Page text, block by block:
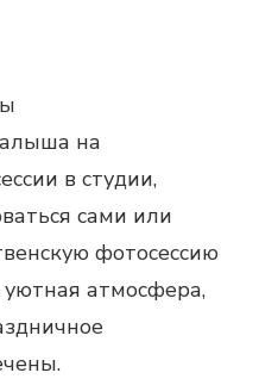
на
в студии,
сами или
фотосессию
уютная атмосфера,